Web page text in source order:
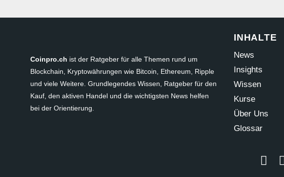
Coinpro.ch ist der Ratgeber für alle Themen rund um
Blockchain, Kryptowährungen wie Bitcoin, Ethereum, Ripple
und viele Weitere. Grundlegendes Wissen, Ratgeber für den
Kauf, den aktiven Handel und die wichtigsten News helfen
bei der Orientierung.
INHALTE
News
Insights
Wissen
Kurse
Über Uns
Glossar